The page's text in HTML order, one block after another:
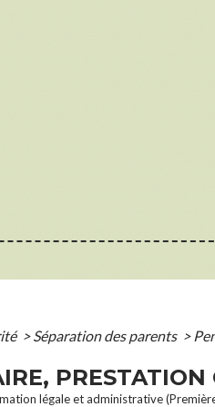
> Séparation des parents >
PRESTATION
légale et administrative